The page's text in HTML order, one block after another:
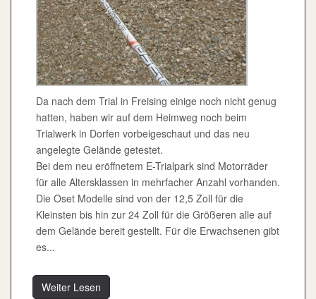
Da nach dem Trial in Freising einige noch nicht genug
hatten, haben wir auf dem Heimweg noch beim
Trialwerk in Dorfen vorbeigeschaut und das neu
angelegte Gelände getestet.
Bei dem neu eröffnetem E-Trialpark sind Motorräder
für alle Altersklassen in mehrfacher Anzahl vorhanden.
Die Oset Modelle sind von der 12,5 Zoll für die
Kleinsten bis hin zur 24 Zoll für die Größeren alle auf
dem Gelände bereit gestellt. Für die Erwachsenen gibt
es...
Weiter Lesen